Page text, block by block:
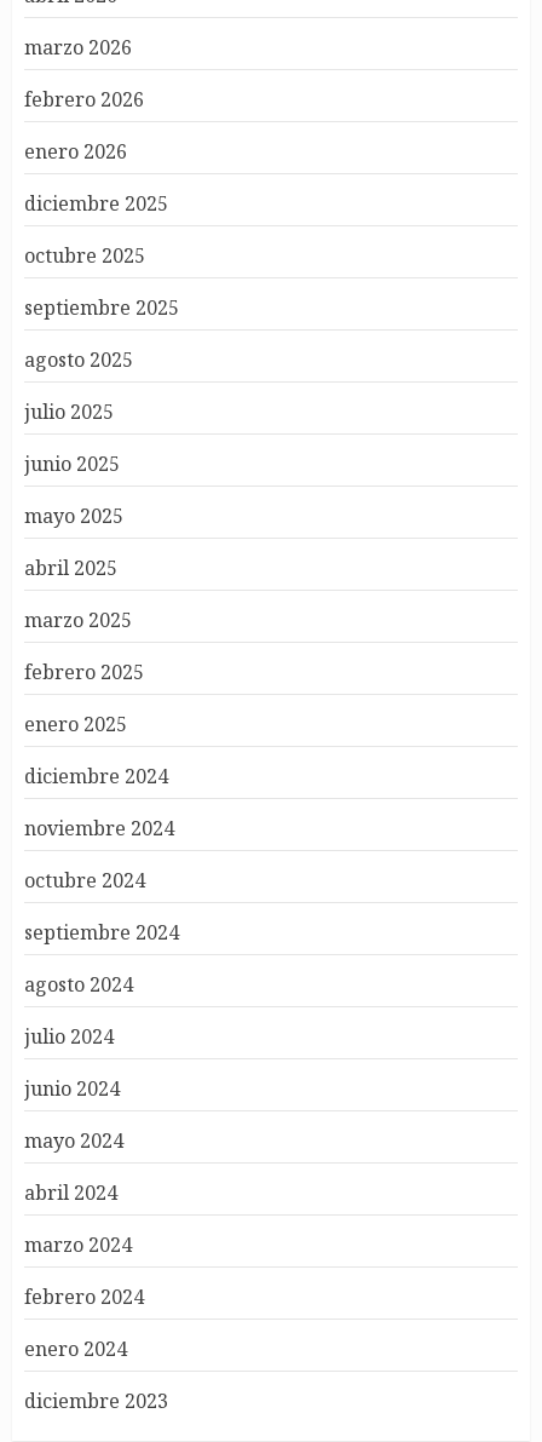
marzo 2026
febrero 2026
enero 2026
diciembre 2025
octubre 2025
septiembre 2025
agosto 2025
julio 2025
junio 2025
mayo 2025
abril 2025
marzo 2025
febrero 2025
enero 2025
diciembre 2024
noviembre 2024
octubre 2024
septiembre 2024
agosto 2024
julio 2024
junio 2024
mayo 2024
abril 2024
marzo 2024
febrero 2024
enero 2024
diciembre 2023